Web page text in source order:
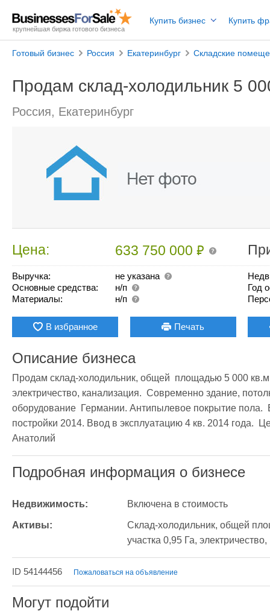
крупнейшая биржа готового бизнеса
Купить бизнес Купить
Готовый бизнес Россия Екатеринбург Складские
Продам склад-холодильник 5
Россия, Екатеринбург
Цена: 633 750 000₽
Выручка:
не указана
Основные средства:
н/п
Материалы:
н/п
Год
В избранное Печать
Описание бизнеса
Продам склад-холодильник, общей  площадью 5 000
электричество, канализация.  Современно здание,
оборудование  Германии. Антипылевое покрытие пола.
постройки 2014. Ввод в эксплуатацию 4 кв. 2014 года.
Анатолий
Подробная информация о бизнесе
Недвижимость: Включена в стоимость
Активы:
Cклад-холодильник, общей
участка 0,95 Га,
ID 54144456 Пожаловаться на объявление
Могут подойти